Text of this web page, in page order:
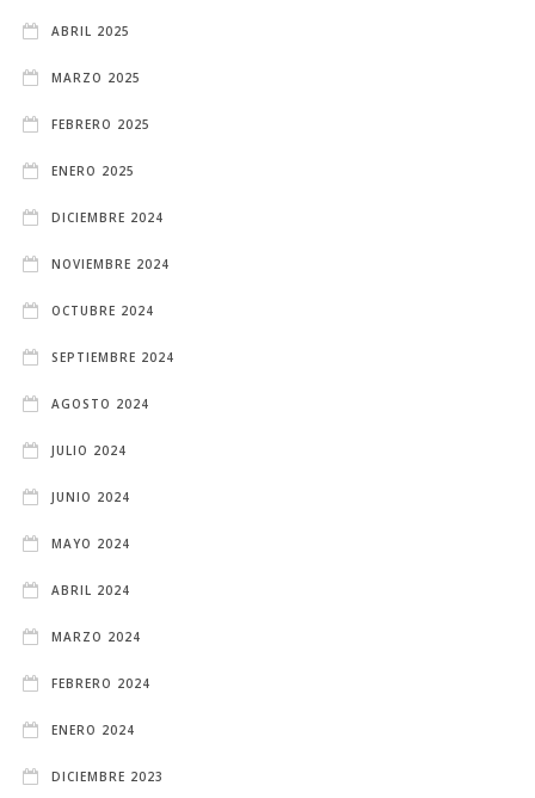
ABRIL 2025
MARZO 2025
FEBRERO 2025
ENERO 2025
DICIEMBRE 2024
NOVIEMBRE 2024
OCTUBRE 2024
SEPTIEMBRE 2024
AGOSTO 2024
JULIO 2024
JUNIO 2024
MAYO 2024
ABRIL 2024
MARZO 2024
FEBRERO 2024
ENERO 2024
DICIEMBRE 2023